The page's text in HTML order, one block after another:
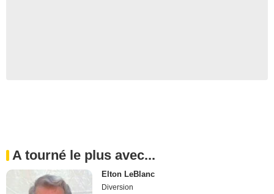
A tourné le plus avec...
Elton LeBlanc
Diversion